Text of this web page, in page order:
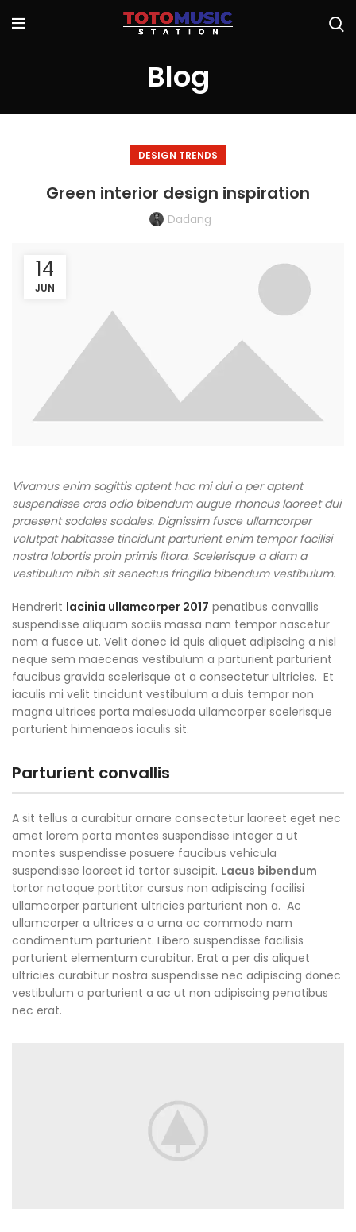
Blog
DESIGN TRENDS
Green interior design inspiration
Dadang
14
JUN
Vivamus enim sagittis aptent hac mi dui a per aptent
suspendisse cras odio bibendum augue rhoncus laoreet dui
praesent sodales sodales. Dignissim fusce ullamcorper
volutpat habitasse tincidunt parturient enim tempor facilisi
nostra lobortis proin primis litora. Scelerisque a diam a
vestibulum nibh sit senectus fringilla bibendum vestibulum.
Hendrerit lacinia ullamcorper 2017 penatibus convallis
suspendisse aliquam sociis massa nam tempor nascetur
nam a fusce ut. Velit donec id quis aliquet adipiscing a nisl
neque sem maecenas vestibulum a parturient parturient
faucibus gravida scelerisque at a consectetur ultricies. Et
iaculis mi velit tincidunt vestibulum a duis tempor non
magna ultrices porta malesuada ullamcorper scelerisque
parturient himenaeos iaculis sit.
Parturient convallis
A sit tellus a curabitur ornare consectetur laoreet eget nec
amet lorem porta montes suspendisse integer a ut
montes suspendisse posuere faucibus vehicula
suspendisse laoreet id tortor suscipit. Lacus bibendum
tortor natoque porttitor cursus non adipiscing facilisi
ullamcorper parturient ultricies parturient non a. Ac
ullamcorper a ultrices a a urna ac commodo nam
condimentum parturient. Libero suspendisse facilisis
parturient elementum curabitur. Erat a per dis aliquet
ultricies curabitur nostra suspendisse nec adipiscing donec
vestibulum a parturient a ac ut non adipiscing penatibus
nec erat.